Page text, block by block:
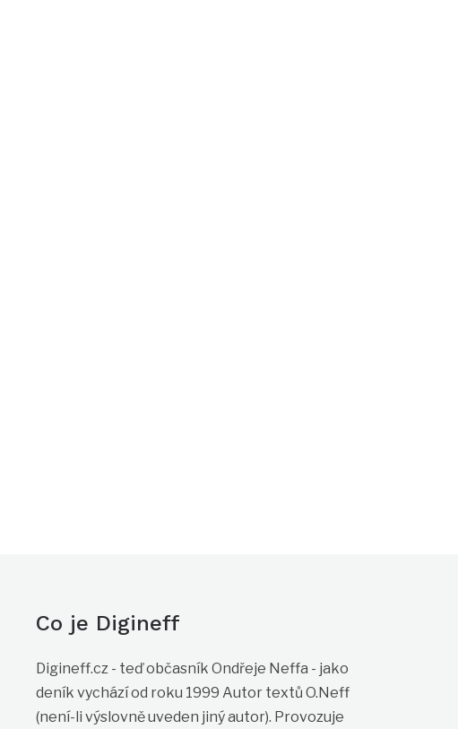
Co je Digineff
Digineff.cz - teď občasník Ondřeje Neffa - jako
deník vychází od roku 1999 Autor textů O.Neff
(není-li výslovně uveden jiný autor). Provozuje